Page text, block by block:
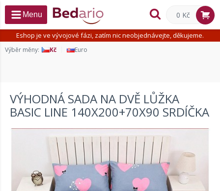
Eshop je ve vývojové fázi, zatím nic neobjednávejte, děkujeme.
Výběr měny: Kč Euro
Menu 0 Kč
VÝHODNÁ SADA NA DVĚ LŮŽKA
BASIC LINE 140X200+70X90 SRDÍČKA